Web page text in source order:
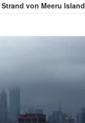
von Meeru Island